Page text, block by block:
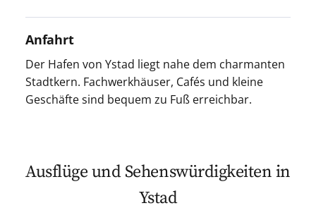
Anfahrt
Der Hafen von Ystad liegt nahe dem charmanten
Stadtkern. Fachwerkhäuser, Cafés und kleine
Geschäfte sind bequem zu Fuß erreichbar.
Ausflüge und Sehenswürdigkeiten in
Ystad